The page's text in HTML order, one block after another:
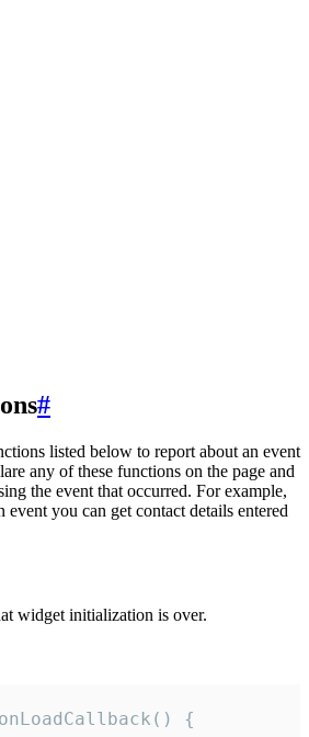
#
listed below to report about an event
any of these functions on the page and
the event that occurred. For example,
you can get contact details entered
widget initialization is over.
{